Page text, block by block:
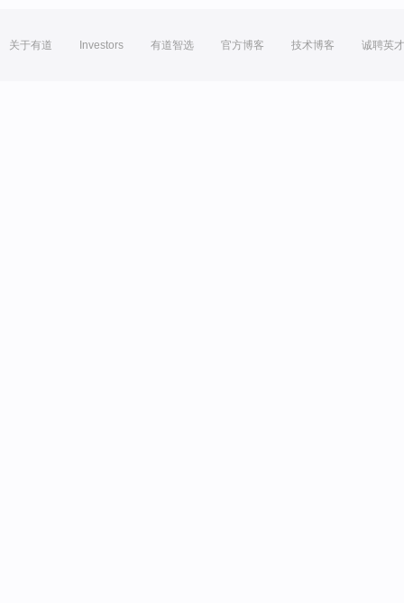
关于有道 Investors 有道智选 官方博客 技术博客 诚聘英才